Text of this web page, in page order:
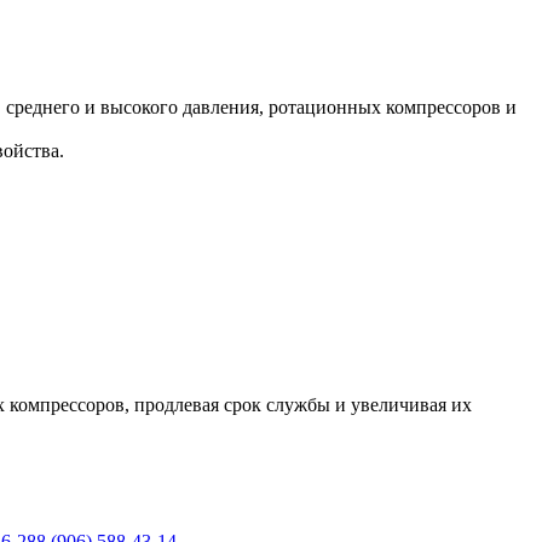
и высокого давления, ротационных компрессоров и
продлевая срок службы и увеличивая их